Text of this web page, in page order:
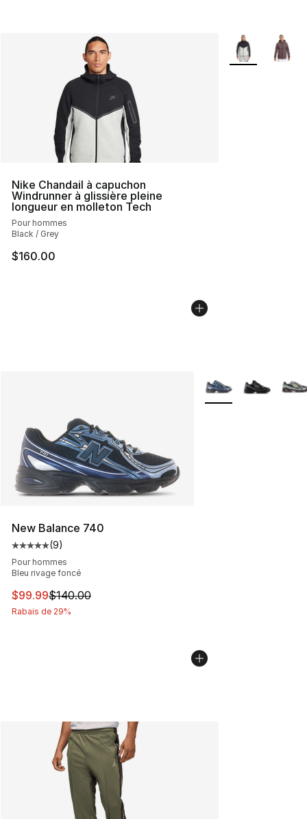
Nike Chandail à capuchon
Windrunner à glissière pleine
longueur en molleton Tech
Pour hommes
Black / Grey
$160.00
Plus de
New Balance 740
Cote moyenne du client - [5 sur 5 étoiles], 9
(9)
Pour hommes
Bleu rivage foncé
Cet article est en solde. Le prix est passé de $140.00 à
$99.99$140.00
Rabais de 29%
Plus de couleurs